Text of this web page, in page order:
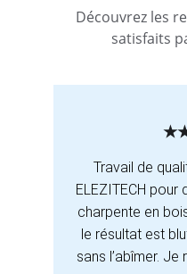
Découvrez les
satisfaits
Travail de
ELEZITECH pour
charpente en
le résultat est
sans l’abîmer.